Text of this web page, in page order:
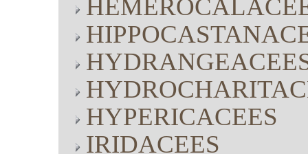
HYPERICACEES
IRIDACEES